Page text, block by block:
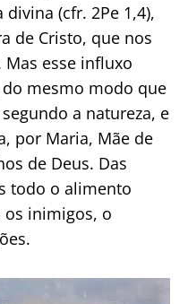
(cfr. 2Pe 1,4),
de Cristo, que nos
esse influxo
mesmo modo que
a natureza, e
por Maria, Mãe de
de Deus. Das
todo o alimento
os inimigos, o